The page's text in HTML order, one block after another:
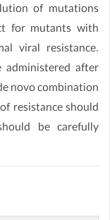
of mutations
for mutants with
viral resistance.
after
novo combination
resistance should
be carefully